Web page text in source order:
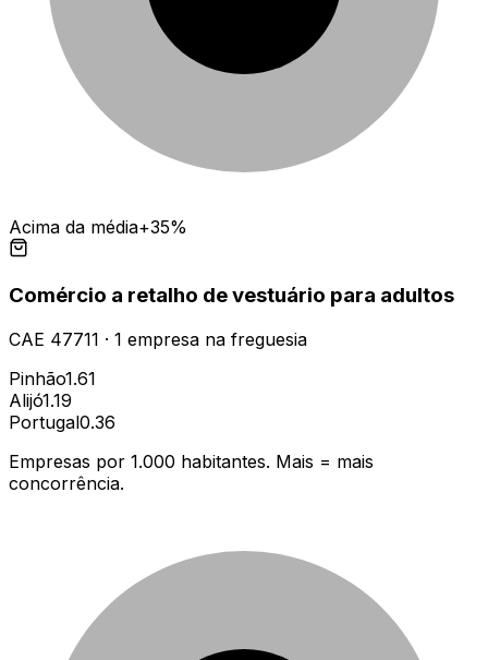
Acima da média+35%
Comércio a retalho de vestuário para adultos
CAE 47711 · 1 empresa na freguesia
Pinhão1.61
Alijó1.19
Portugal0.36
Empresas por 1.000 habitantes. Mais = mais
concorrência.